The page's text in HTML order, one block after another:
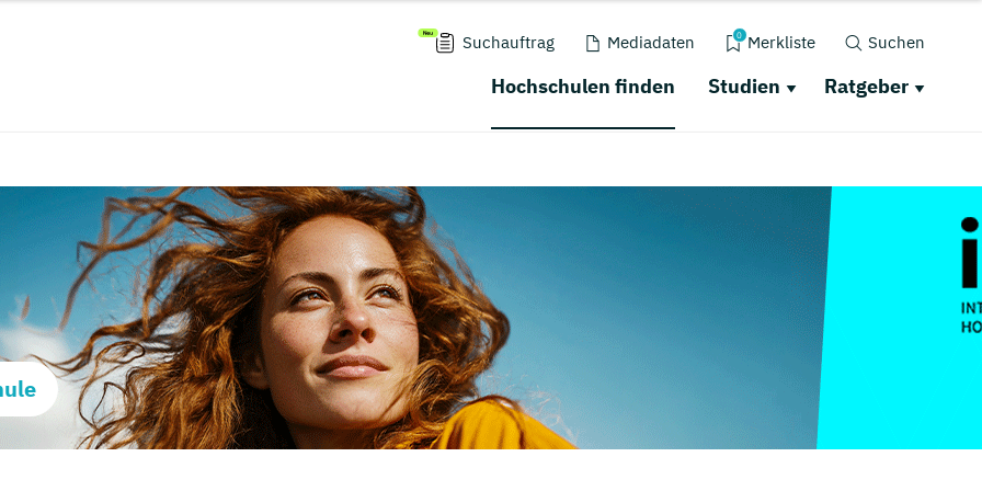
Suchauftrag Mediadaten 0 Merkliste Suchen
Hochschulen finden Studien Ratgeber